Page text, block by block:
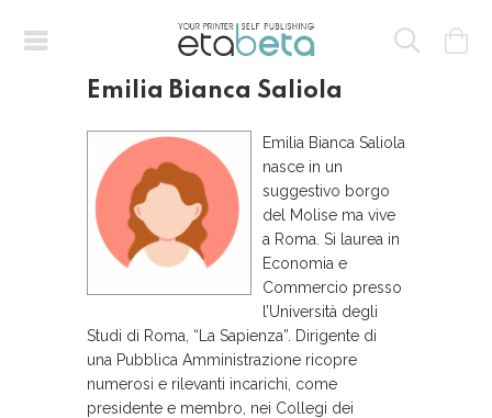
Emilia Bianca Saliola
Emilia Bianca Saliola
nasce in un
suggestivo borgo
del Molise ma vive
a Roma. Si laurea in
Economia e
Commercio presso
l’Università degli
Studi di Roma, “La Sapienza”. Dirigente di
una Pubblica Amministrazione ricopre
numerosi e rilevanti incarichi, come
presidente e membro, nei Collegi dei